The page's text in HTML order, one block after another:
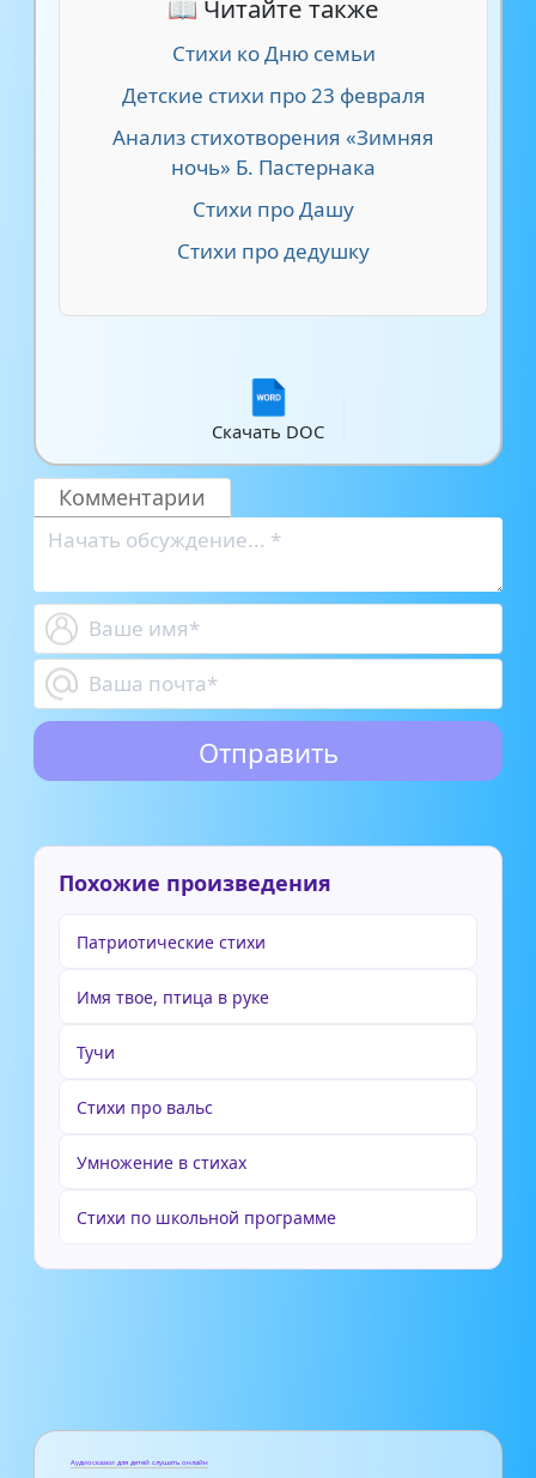
📖 Читайте также
Стихи ко Дню семьи
Детские стихи про 23 февраля
Анализ стихотворения «Зимняя
ночь» Б. Пастернака
Стихи про Дашу
Стихи про дедушку
Скачать DOC
Комментарии
Похожие произведения
Патриотические стихи
Имя твое, птица в руке
Тучи
Стихи про вальс
Умножение в стихах
Стихи по школьной программе
Аудиосказки для детей слушать онлайн